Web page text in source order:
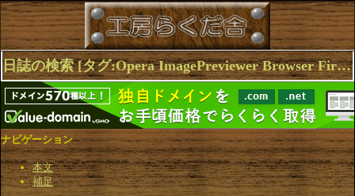
日誌の検索 [タグ:Opera ImagePreviewer Browser Firefox Extensions] 1～4(4件中)
ナビゲーション
本文
補足